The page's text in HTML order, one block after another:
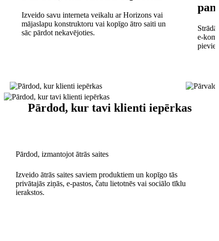
Izveido savu interneta veikalu ar Horizons vai
mājaslapu konstruktoru vai kopīgo ātro saiti un
sāc pārdot nekavējoties.
e-
Pārdod, kur tavi klienti iepērkas
Pārdod, izmantojot ātrās saites
Izveido ātrās saites saviem produktiem un kopīgo tās
privātajās ziņās, e-pastos, čatu lietotnēs vai sociālo tīklu
ierakstos.